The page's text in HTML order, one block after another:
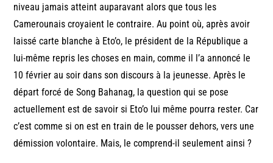
niveau jamais atteint auparavant alors que tous les
Camerounais croyaient le contraire. Au point où, après avoir
laissé carte blanche à Eto’o, le président de la République a
lui-même repris les choses en main, comme il l’a annoncé le
10 février au soir dans son discours à la jeunesse. Après le
départ forcé de Song Bahanag, la question qui se pose
actuellement est de savoir si Eto’o lui même pourra rester. Car
c’est comme si on est en train de le pousser dehors, vers une
démission volontaire. Mais, le comprend-il seulement ainsi ?